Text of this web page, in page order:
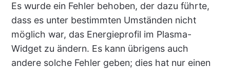
Es wurde ein Fehler behoben, der dazu führte,
dass es unter bestimmten Umständen nicht
möglich war, das Energieprofil im Plasma-
Widget zu ändern. Es kann übrigens auch
andere solche Fehler geben; dies hat nur einen